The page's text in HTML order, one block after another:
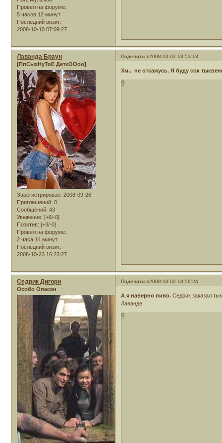
Провел на форуме:
5 часов 12 минут
Последний визит:
2008-10-10 07:09:27
Поделиться2008-10-02 13:53:13
Лаванда Браун
[ПпСыхНуТоЕ ДеткООоо]
Зарегистрирован: 2008-09-26
Приглашений: 0
Сообщений: 43
Уважение: [+6/-0]
Позитив: [+3/-0]
Провел на форуме:
2 часа 14 минут
Последний визит:
2008-10-23 16:23:27
Хм.. не откажусь. Я буду сок
0
Поделиться2008-10-02 13:56:24
Седрик Дигори
Особо Опасен
А я наверно пиво. Седрик заказал
Лаванде
0